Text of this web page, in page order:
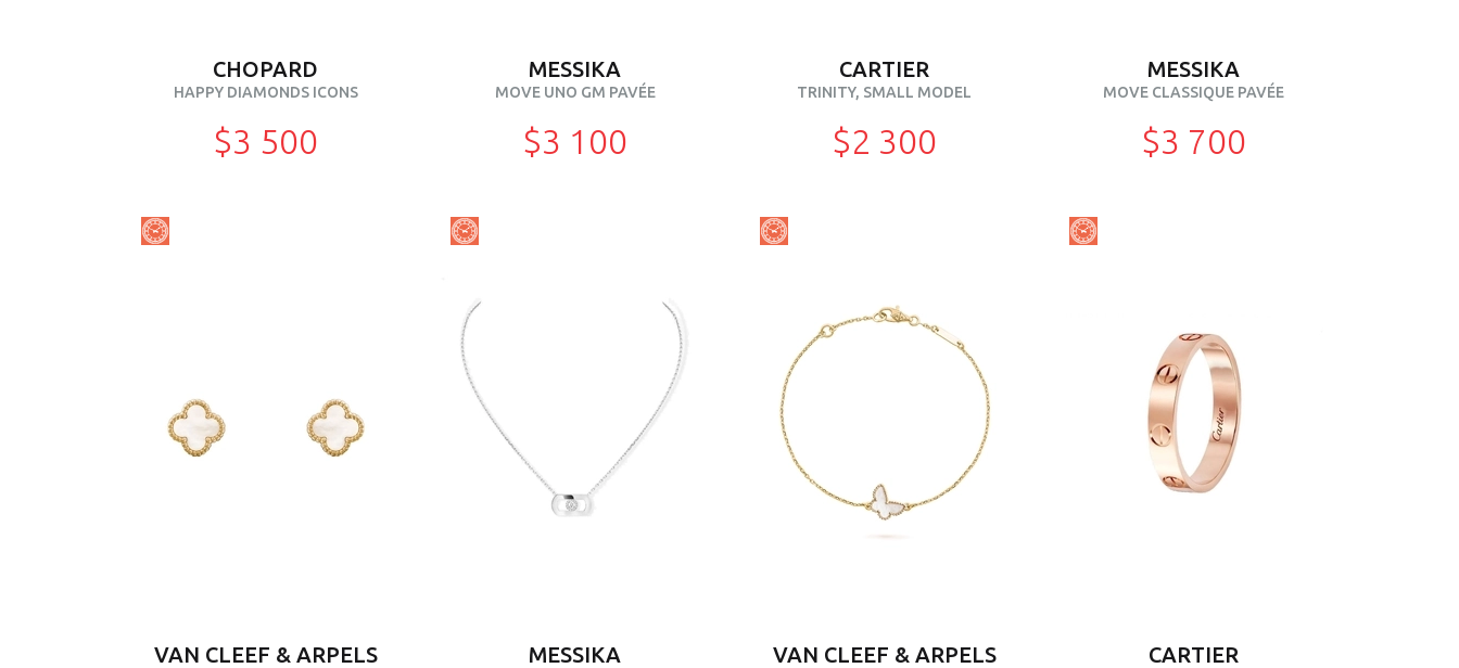
CHOPARD
HAPPY DIAMONDS ICONS
$3 500
MESSIKA
MOVE UNO GM PAVÉE
$3 100
CARTIER
TRINITY, SMALL MODEL
$2 300
MESSIKA
MOVE CLASSIQUE PAVÉE
$3 700
VAN CLEEF & ARPELS MESSIKA VAN CLEEF & ARPELS CARTIER